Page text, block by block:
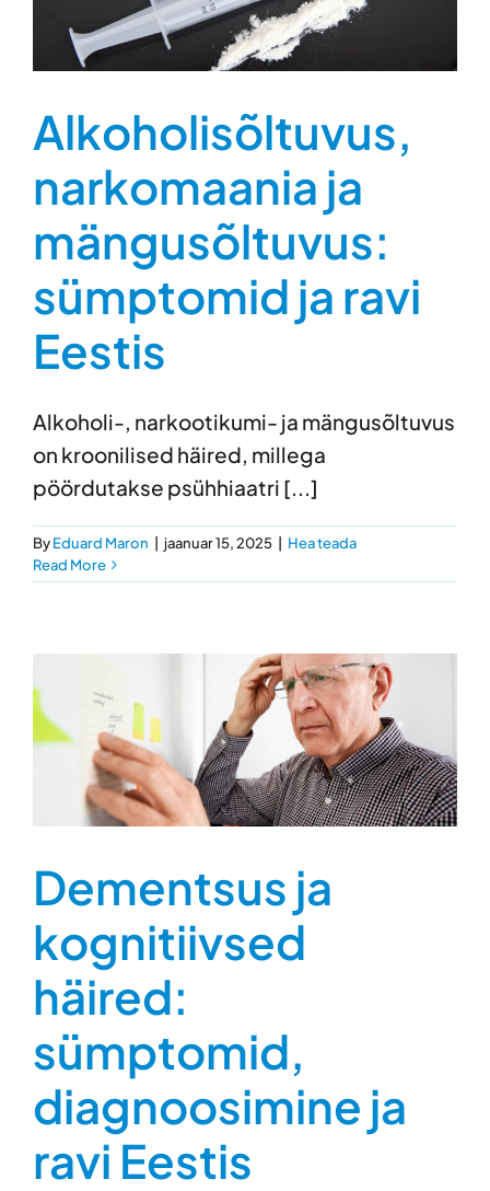
Alkoholisõltuvus,
narkomaania ja
mängusõltuvus:
sümptomid ja ravi
Eestis
Alkoholi-, narkootikumi- ja mängusõltuvus
on kroonilised häired, millega
pöördutakse psühhiaatri [...]
ByEduard Maron jaanuar 15, 2025
Hea teada
Read More
Dementsus ja
kognitiivsed
häired:
sümptomid,
diagnoosimine ja
ravi Eestis